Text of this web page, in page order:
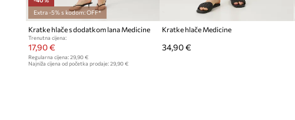
Extra -5% s kodom: OFF*
Kratke hlače s dodatkom lana Medicine
Trenutna cijena:
17,90 €
Regularna cijena: 29,90 €
Najniža cijena od početka prodaje: 29,90 €
Kratke hlače Medicine
34,90 €